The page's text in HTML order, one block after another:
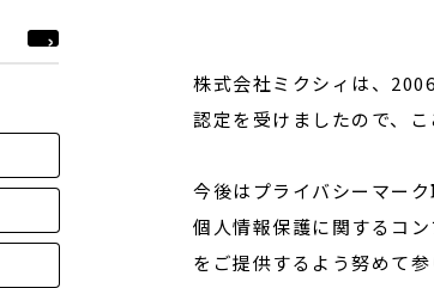
株式会社ミクシィは、
認定を受けましたので、こ
今後はプライバシーマー
個人情報保護に関するコ
をご提供するよう努めて